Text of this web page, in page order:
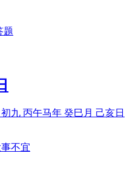
题
九 丙午马年 癸巳月 己亥日
不宜